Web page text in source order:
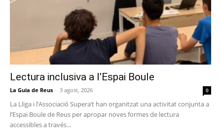
Lectura inclusiva a l’Espai Boule
La Guia de Reus - 3 agost, 2026 0
La Lliga i l’Associació Supera’t han organitzat una activitat conjunta a
l’Espai Boule de Reus per apropar noves formes de lectura
accessibles a través...